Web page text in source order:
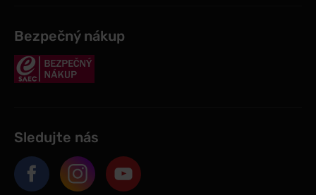
Bezpečný nákup
Sledujte nás